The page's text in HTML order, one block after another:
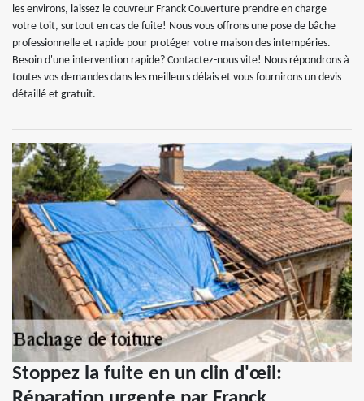
les environs, laissez le couvreur Franck Couverture prendre en charge
votre toit, surtout en cas de fuite! Nous vous offrons une pose de bâche
professionnelle et rapide pour protéger votre maison des intempéries.
Besoin d'une intervention rapide? Contactez-nous vite! Nous répondrons à
toutes vos demandes dans les meilleurs délais et vous fournirons un devis
détaillé et gratuit.
Stoppez la fuite en un clin d'œil: